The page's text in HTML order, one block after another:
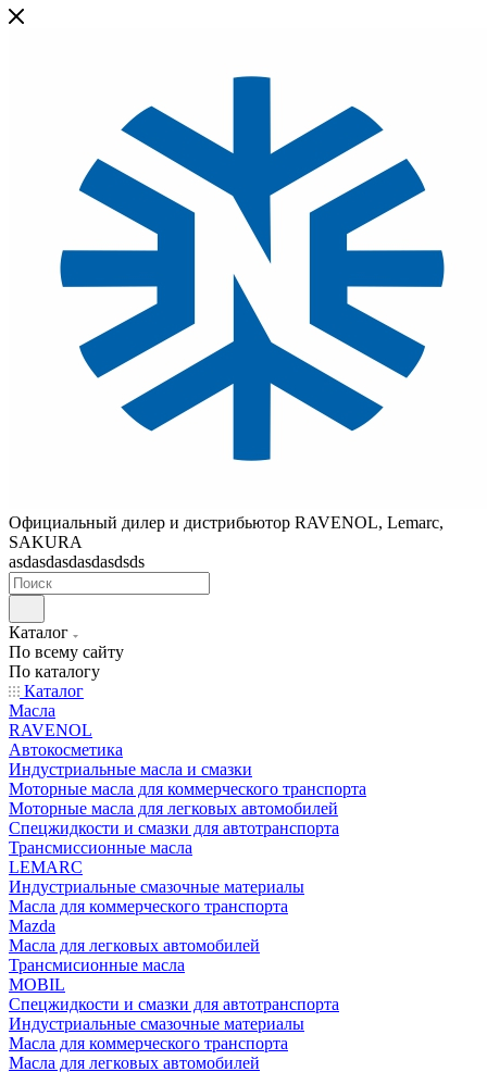
Официальный дилер и дистрибьютор RAVENOL, Lemarc,
SAKURA
asdasdasdasdasdsds
Каталог
По всему сайту
По каталогу
Каталог
Масла
RAVENOL
Автокосметика
Индустриальные масла и смазки
Моторные масла для коммерческого транспорта
Моторные масла для легковых автомобилей
Спецжидкости и смазки для автотранспорта
Трансмиссионные масла
LEMARC
Индустриальные смазочные материалы
Масла для коммерческого транспорта
Mazda
Масла для легковых автомобилей
Трансмисионные масла
MOBIL
Cпецжидкости и смазки для автотранспорта
Индустриальные смазочные материалы
Масла для коммерческого транспорта
Масла для легковых автомобилей